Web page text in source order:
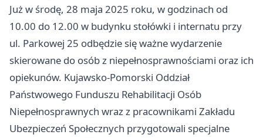
Już w środę, 28 maja 2025 roku, w godzinach od
10.00 do 12.00 w budynku stołówki i internatu przy
ul. Parkowej 25 odbędzie się ważne wydarzenie
skierowane do osób z niepełnosprawnościami oraz ich
opiekunów. Kujawsko-Pomorski Oddział
Państwowego Funduszu Rehabilitacji Osób
Niepełnosprawnych wraz z pracownikami Zakładu
Ubezpieczeń Społecznych przygotowali specjalne